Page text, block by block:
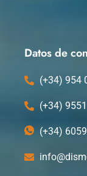
k
e
Datos de
(+34) 954
(+34)
(+34)